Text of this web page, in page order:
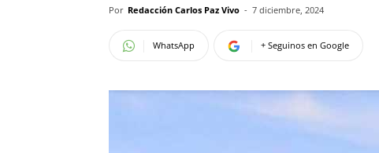
Por Redacción Carlos Paz Vivo - 7 diciembre, 2024
WhatsApp + Seguinos en Google